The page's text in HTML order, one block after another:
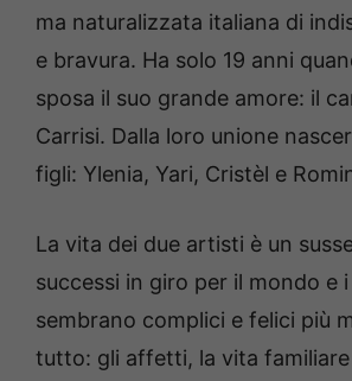
ma naturalizzata italiana di
e bravura. Ha solo 19 anni
sposa il suo grande amore: il
Carrisi. Dalla loro unione
figli: Ylenia, Yari, Cristèl e
La vita dei due artisti è un
successi in giro per il mondo e
sembrano complici e felici più
tutto: gli affetti, la vita familiare